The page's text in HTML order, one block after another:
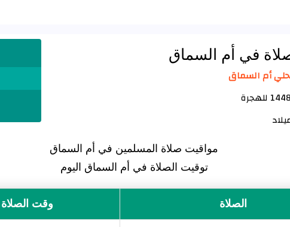
في أم السماق
مواقيت صلاة المسلمين في أم السماق
توقيت الصلاة في أم السماق اليوم
الصلاة وقت الصلاة